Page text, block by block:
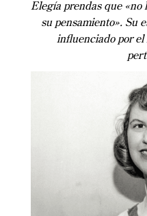
Elegía prendas que «no
su pensamiento». Su
influenciado por